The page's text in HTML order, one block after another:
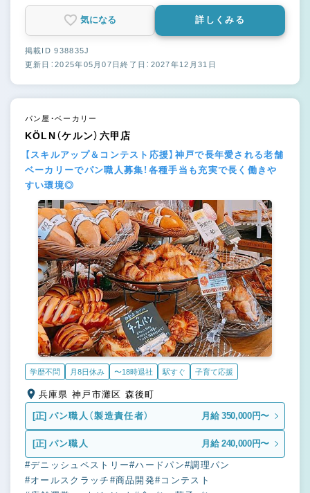
気になる 詳しくみる
掲載ID 938835J
更新日：2025年05月07日終了日：2027年12月31日
パン屋・ベーカリー
KÖLN（ケルン）六甲店
【スキルアップ＆コンテスト応援】神戸で長年愛される老舗
ベーカリーでパン職人募集！各種手当も充実で長く働きや
すい環境◎
学歴不問 月8日休み 〜18時退社 駅すぐ 子育て応援
兵庫県 神戸市灘区 森後町
[正] パン職人（製造責任者） 月給 350,000円〜
[正] パン職人 月給 240,000円〜
#デニッシュペストリー#ハードパン#調理パン
#オールスクラッチ #商品開発#コンテスト